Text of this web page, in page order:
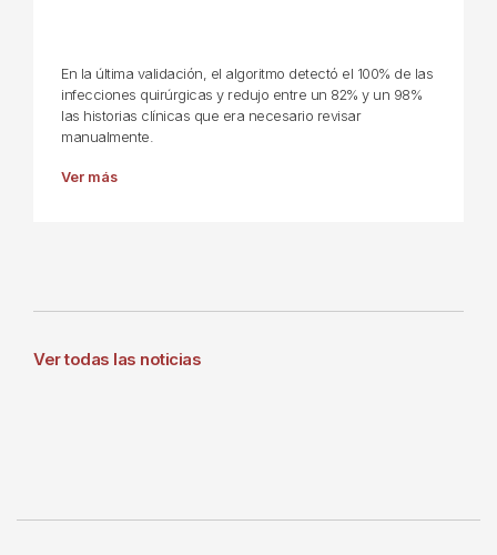
En la última validación, el algoritmo detectó el 100% de las
infecciones quirúrgicas y redujo entre un 82% y un 98%
las historias clínicas que era necesario revisar
manualmente.
Ver más
Ver todas las noticias